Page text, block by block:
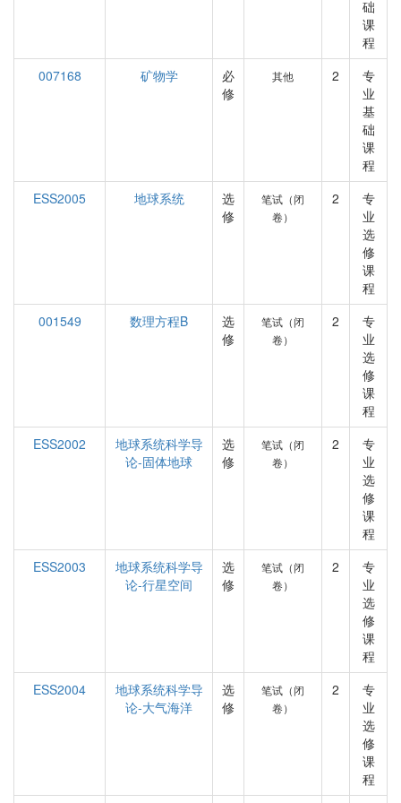
础
课
程
007168
矿物学
必
修
其他 2
专
业
基
础
课
程
ESS2005
地球系统
选
修
笔试（闭
卷）
2
专
业
选
修
课
程
001549
数理方程B
选
修
笔试（闭
卷）
2
专
业
选
修
课
程
ESS2002
地球系统科学导
论-固体地球
选
修
笔试（闭
卷）
2
专
业
选
修
课
程
ESS2003
地球系统科学导
论-行星空间
选
修
笔试（闭
卷）
2
专
业
选
修
课
程
ESS2004
地球系统科学导
论-大气海洋
选
修
笔试（闭
卷）
2
专
业
选
修
课
程